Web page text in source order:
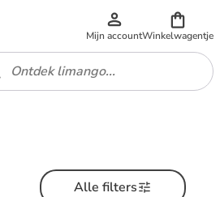
Mijn accountWinkelwagentje
Alle filters